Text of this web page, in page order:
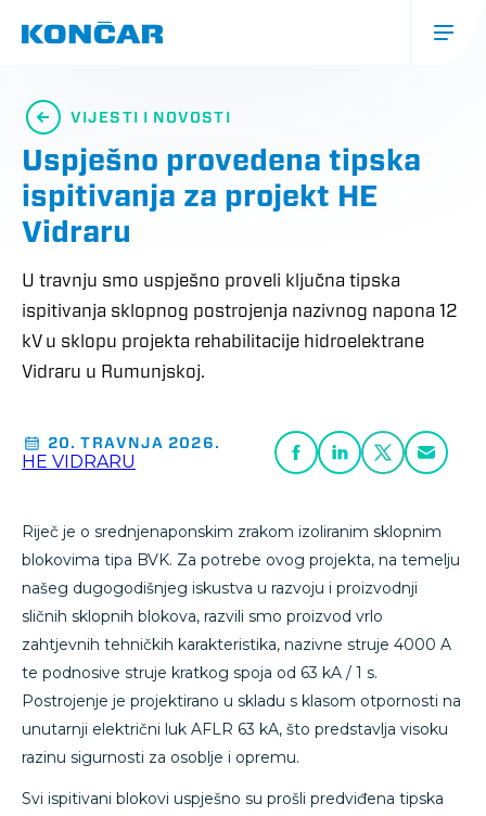
navigacija
(mobile)
VIJESTI I NOVOSTI
Uspješno provedena tipska
ispitivanja za projekt HE
Vidraru
U travnju smo uspješno proveli ključna tipska
ispitivanja sklopnog postrojenja nazivnog napona 12
kV u sklopu projekta rehabilitacije hidroelektrane
Vidraru u Rumunjskoj.
20. TRAVNJA 2026.
HE VIDRARU
Riječ je o srednjenaponskim zrakom izoliranim sklopnim
blokovima tipa BVK. Za potrebe ovog projekta, na temelju
našeg dugogodišnjeg iskustva u razvoju i proizvodnji
sličnih sklopnih blokova, razvili smo proizvod vrlo
zahtjevnih tehničkih karakteristika, nazivne struje 4000 A
te podnosive struje kratkog spoja od 63 kA / 1 s.
Postrojenje je projektirano u skladu s klasom otpornosti na
unutarnji električni luk AFLR 63 kA, što predstavlja visoku
razinu sigurnosti za osoblje i opremu.
Svi ispitivani blokovi uspješno su prošli predviđena tipska